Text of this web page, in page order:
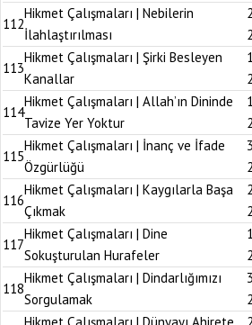
112
Hikmet Çalışmaları | Nebilerin
İlahlaştırılması
113
Hikmet Çalışmaları | Şirki Besleyen
Kanallar
114
Hikmet Çalışmaları | Allah’ın Dininde
Tavize Yer Yoktur
115
Hikmet Çalışmaları | İnanç ve İfade
Özgürlüğü
116
Hikmet Çalışmaları | Kaygılarla Başa
Çıkmak
117
Hikmet Çalışmaları | Dine
Sokuşturulan Hurafeler
118
Hikmet Çalışmaları | Dindarlığımızı
Sorgulamak